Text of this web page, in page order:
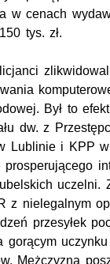
w cenach
tys. zł.
Był to
dw. z
Lublinie i KPP w
prosperującego
uczelni.
z nielegalnym
przesyłek
gorącym
Mężczyzna